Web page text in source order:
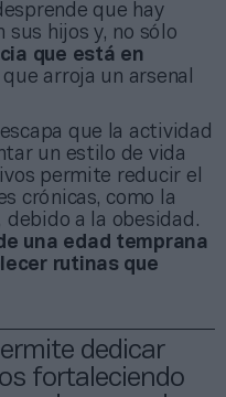
que hay
sus hijos y, no sólo
que está en
arroja un arsenal
que la actividad
un estilo de vida
permite reducir el
crónicas, como la
debido a la obesidad.
una edad temprana
rutinas que
dedicar
fortaleciendo